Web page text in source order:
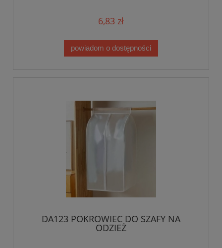
6,83 zł
powiadom o dostępności
DA123 POKROWIEC DO SZAFY NA
ODZIEŻ